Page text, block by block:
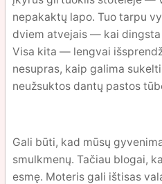
nepakaktų lapo. Tuo tarpu
dviem atvejais — kai
Visa kita — lengvai
nesupras, kaip galima
neužsuktos dantų pastos
Gali būti, kad mūsų
smulkmenų. Tačiau blogai,
esmę. Moteris gali ištisas